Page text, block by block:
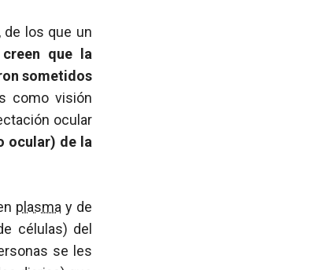
de los que un
creen que la
sometidos
como visión
ocular
ocular) de la
plasma y de
células) del
se les